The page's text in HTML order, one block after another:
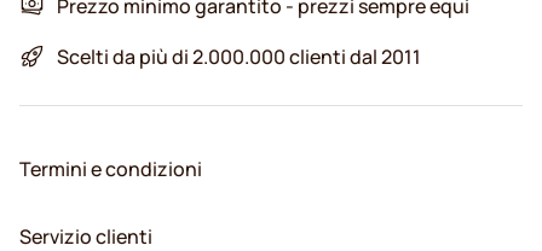
Prezzo minimo garantito - prezzi sempre equi
Scelti da più di 2.000.000 clienti dal 2011
Termini e condizioni
Servizio clienti